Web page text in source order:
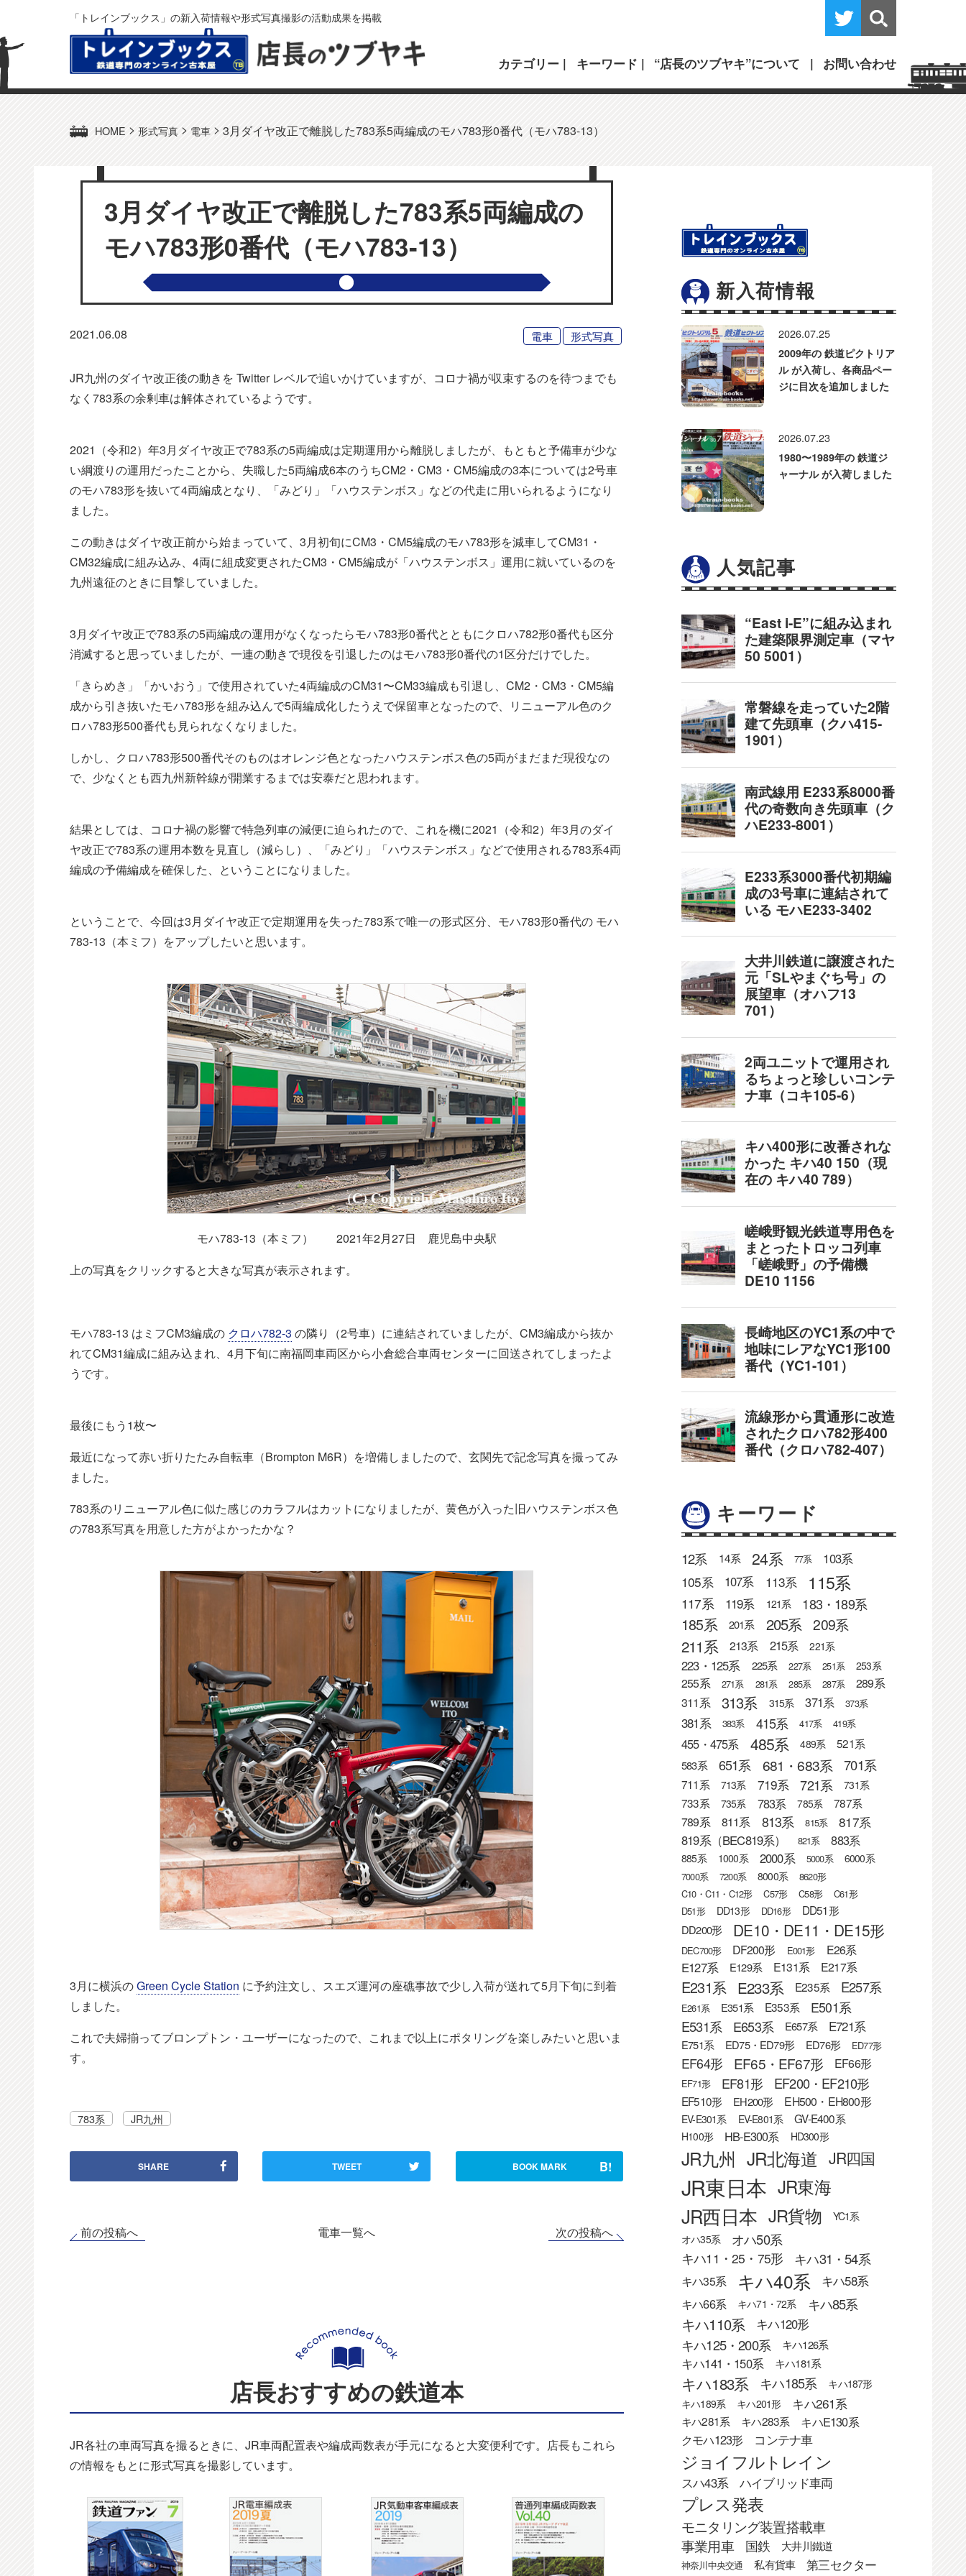
「トレインブックス」の新入荷情報や形式写真撮影の活動成果を掲載
カテゴリー キーワード “店長のツブヤキ”について お問い合わせ
HOME > 形式写真 > 電車 > 3月ダイヤ改正で離脱した783系5両編成のモハ783形0番代（モハ783-13）
3月ダイヤ改正で離脱した783系5両編成の
モハ783形0番代（モハ783-13）
2021.06.08 電車 形式写真
JR九州のダイヤ改正後の動きを Twitter レベルで追いかけていますが、コロナ禍が収束するのを待つまでも
なく783系の余剰車は解体されているようです。
2021（令和2）年3月ダイヤ改正で783系の5両編成は定期運用から離脱しましたが、もともと予備車が少な
い綱渡りの運用だったことから、失職した5両編成6本のうちCM2・CM3・CM5編成の3本については2号車
のモハ783形を抜いて4両編成となり、「みどり」「ハウステンボス」などの代走に用いられるようになり
ました。
この動きはダイヤ改正前から始まっていて、3月初旬にCM3・CM5編成のモハ783形を減車してCM31・
CM32編成に組み込み、4両に組成変更されたCM3・CM5編成が「ハウステンボス」運用に就いているのを
九州遠征のときに目撃していました。
3月ダイヤ改正で783系の5両編成の運用がなくなったらモハ783形0番代とともにクロハ782形0番代も区分
消滅すると思っていましたが、一連の動きで現役を引退したのはモハ783形0番代の1区分だけでした。
「きらめき」「かいおう」で使用されていた4両編成のCM31〜CM33編成も引退し、CM2・CM3・CM5編
成から引き抜いたモハ783形を組み込んで5両編成化したうえで保留車となったので、リニューアル色のク
ロハ783形500番代も見られなくなりました。
しかし、クロハ783形500番代そのものはオレンジ色となったハウステンボス色の5両がまだまだ現役なの
で、少なくとも西九州新幹線が開業するまでは安泰だと思われます。
結果としては、コロナ禍の影響で特急列車の減便に迫られたので、これを機に2021（令和2）年3月のダイ
ヤ改正で783系の運用本数を見直し（減らし）、「みどり」「ハウステンボス」などで使用される783系4両
編成の予備編成を確保した、ということになりました。
ということで、今回は3月ダイヤ改正で定期運用を失った783系で唯一の形式区分、モハ783形0番代の モハ
783-13（本ミフ）をアップしたいと思います。
モハ783-13（本ミフ） 2021年2月27日 鹿児島中央駅
上の写真をクリックすると大きな写真が表示されます。
モハ783-13 はミフCM3編成の クロハ782-3 の隣り（2号車）に連結されていましたが、CM3編成から抜か
れてCM31編成に組み込まれ、4月下旬に南福岡車両区から小倉総合車両センターに回送されてしまったよ
うです。
最後にもう1枚〜
最近になって赤い折りたたみ自転車（Brompton M6R）を増備しましたので、玄関先で記念写真を撮ってみ
ました。
783系のリニューアル色に似た感じのカラフルはカットになりましたが、黄色が入った旧ハウステンボス色
の783系写真を用意した方がよかったかな？
3月に横浜のGreen Cycle Station に予約注文し、スエズ運河の座礁事故で少し入荷が送れて5月下旬に到着
しました。
これで夫婦揃ってブロンプトン・ユーザーになったので、これまで以上にポタリングを楽しみたいと思いま
す。
783系 JR九州
SHARE TWEET BOOK MARK B!
前の投稿へ 電車一覧へ 次の投稿へ
店長おすすめの鉄道本
JR各社の車両写真を撮るときに、JR車両配置表や編成両数表が手元になると大変便利です。店長もこれら
の情報をもとに形式写真を撮影しています。
新入荷情報
2026.07.25
2009年の 鉄道ピクトリア
ル が入荷し、各商品ペー
ジに目次を追加しました
2026.07.23
1980〜1989年の 鉄道ジ
ャーナル が入荷しました
人気記事
キーワード
12系 14系 24系 77系 103系
105系 107系 113系 115系
117系 119系 121系 183・189系
185系 201系 205系 209系
211系 213系 215系 221系
223・125系 225系 227系 251系 253系
255系 271系 281系 285系 287系
289系
311系
313系 315系 371系 373系
381系 383系 415系 417系 419系
455・475系 485系 489系 521系
583系 651系 681・683系 701系
711系 713系 719系 721系 731系
733系 735系 783系 785系 787系
789系 811系 813系 815系 817系
819系（BEC819系） 821系 883系
885系 1000系 2000系 5000系 6000系
7000系 7200系 8000系
8620形
C10・C11・C12形
C57形 C58形
C61形
D51形
DD13形 DD16形 DD51形
DD200形 DE10・DE11・DE15形
DEC700形 DF200形 E001形 E26系
E127系 E129系 E131系 E217系
E231系 E233系 E235系 E257系
E261系 E351系 E353系 E501系
E531系 E653系 E657系 E721系
E751系 ED75・ED79形 ED76形 ED77形
EF64形 EF65・EF67形 EF66形
EF71形 EF81形 EF200・EF210形
EF510形 EH200形 EH500・EH800形
EV-E301系 EV-E801系 GV-E400系
H100形 HB-E300系 HD300形
JR九州 JR北海道 JR四国
JR東日本 JR東海
JR西日本 JR貨物
YC1系
オハ35系
オハ50系
キハ11・25・75形 キハ31・54系
キハ35系 キハ40系
キハ58系
キハ66系
キハ71・72系 キハ85系
キハ110系 キハ120形
キハ125・200系 キハ126系
キハ141・150系 キハ181系
キハ183系 キハ185系
キハ187形
キハ189系
キハ201形 キハ261系
キハ281系 キハ283系
キハE130系
クモハ123形
コンテナ車
ジョイフルトレイン
スハ43系 ハイブリッド車両
プレス発表
モニタリング装置搭載車
事業用車 国鉄 大井川鐵道
神奈川中央交通 私有貨車
第三セクター